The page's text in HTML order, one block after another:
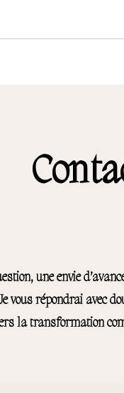
une envie
vous répondrai avec
la transformation